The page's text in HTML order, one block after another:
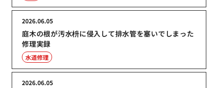
庭木の根が汚水枡に侵入して排水管を塞いでしまった
修理実録
2026.06.05
水道修理
2026.06.05